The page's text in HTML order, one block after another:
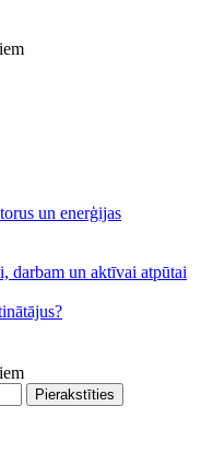
un enerģijas
darbam un aktīvai atpūtai
Pierakstīties